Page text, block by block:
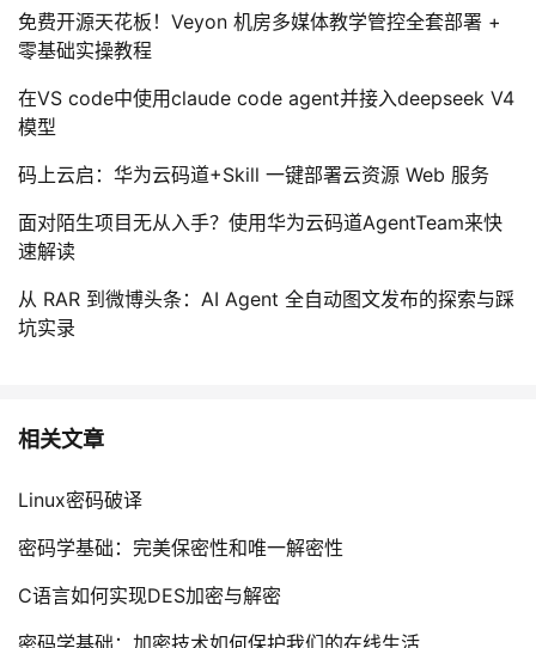
免费开源天花板！Veyon 机房多媒体教学管控全套部署 +
零基础实操教程
在VS code中使用claude code agent并接入deepseek V4
模型
码上云启：华为云码道+Skill 一键部署云资源 Web 服务
面对陌生项目无从入手？使用华为云码道AgentTeam来快
速解读
从 RAR 到微博头条：AI Agent 全自动图文发布的探索与踩
坑实录
相关文章
Linux密码破译
密码学基础：完美保密性和唯一解密性
C语言如何实现DES加密与解密
密码学基础：加密技术如何保护我们的在线生活